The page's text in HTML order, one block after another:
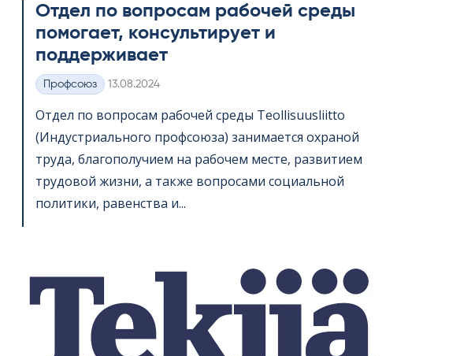
Отдел по вопросам рабочей среды
помогает, консультирует и
поддерживает
Категории
Профсоюз Kirjoitettu
13.08.2024
Отдел по вопросам рабочей среды Teol­li­suus­liitto
(Индустриального профсоюза) занимается охраной
труда, благополучием на рабочем месте, развитием
трудовой жизни, а также вопросами социальной
политики, равенства и...